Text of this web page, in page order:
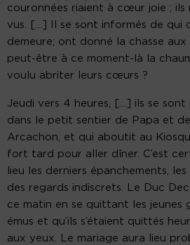
couronnées riaient à cœur joie ; ils
vus. […] Il se sont informés de qui
demeure; ont donné la chasse aux
peut-être à ce moment-là la
voulu abriter leurs cœurs ?
Jeudi vers 4 heures, […] ils se sont
dans le petit sentier de Papa et
Arcachon, et qui aboutit au
fort tard pour aller dîner. C’est
lieu les derniers épanchements,
des regards indiscrets. Le Duc
ce matin en se quittant les jeunes
émus et qu’ils s’étaient quittés
aux yeux. Le mariage aura lieu